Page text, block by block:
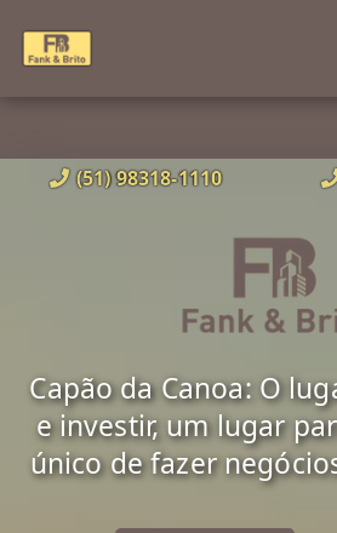
(51) 98318-1110
Capão da Canoa: O
e investir, um lugar
único de fazer